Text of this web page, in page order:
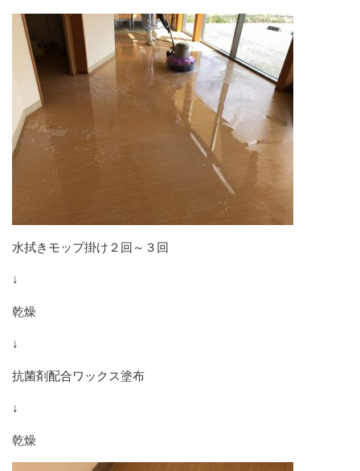
水拭きモップ掛け２回～３回
↓
乾燥
↓
抗菌剤配合ワックス塗布
↓
乾燥